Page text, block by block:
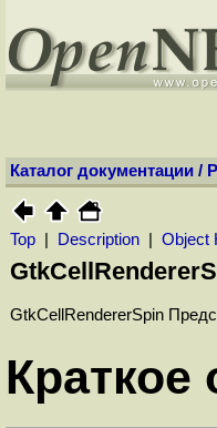
Каталог документации /
Top Description Object
GtkCellRendererSpin
Краткое